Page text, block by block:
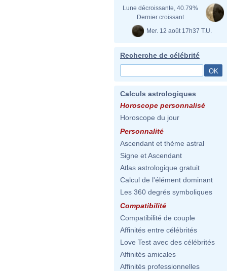
Lune décroissante, 40.79%
Dernier croissant
Mer. 12 août 17h37 T.U.
Recherche de célébrité
Calculs astrologiques
Horoscope personnalisé
Horoscope du jour
Personnalité
Ascendant et thème astral
Signe et Ascendant
Atlas astrologique gratuit
Calcul de l'élément dominant
Les 360 degrés symboliques
Compatibilité
Compatibilité de couple
Affinités entre célébrités
Love Test avec des célébrités
Affinités amicales
Affinités professionnelles